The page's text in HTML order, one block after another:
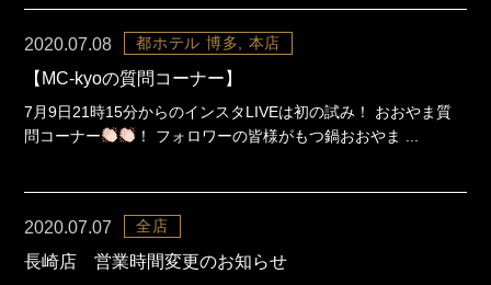
2020.07.08 都ホテル 博多, 本店
【MC-kyoの質問コーナー】
7月9日21時15分からのインスタLIVEは初の試み！ おおやま質
問コーナー
！ フォロワーの皆様がもつ鍋おおやま ...
2020.07.07 全店
長崎店 営業時間変更のお知らせ